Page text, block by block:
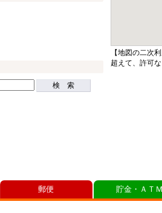
検 索
【地図の二次
超えて、許可
郵便 貯金・ＡＴ